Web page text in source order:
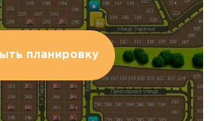
планировку